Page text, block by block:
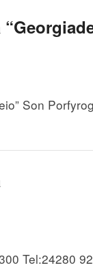
Son
Tel:24280